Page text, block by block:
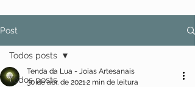
Post
Todos posts
Todos posts
Tenda da Lua - Joias Artesanais
30 de abr. de 20212 min de leitura